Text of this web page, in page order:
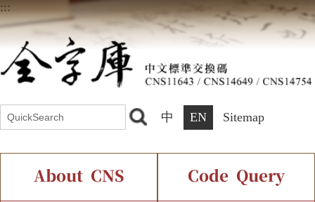
:::
中 EN Sitemap
About CNS Code Query